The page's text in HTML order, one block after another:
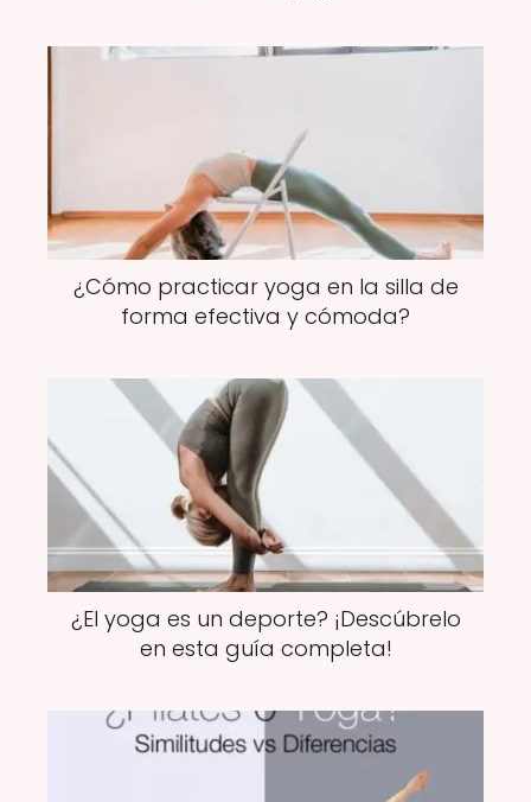
¿Cómo practicar yoga en la silla de
forma efectiva y cómoda?
¿El yoga es un deporte? ¡Descúbrelo
en esta guía completa!